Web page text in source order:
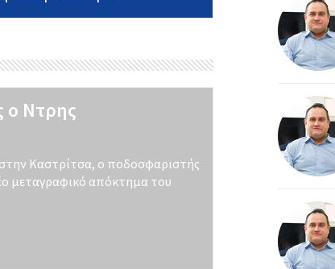
ο Ντρης
Καστρίτσα, ο ποδοσφαριστής
μεταγραφικό απόκτημα του